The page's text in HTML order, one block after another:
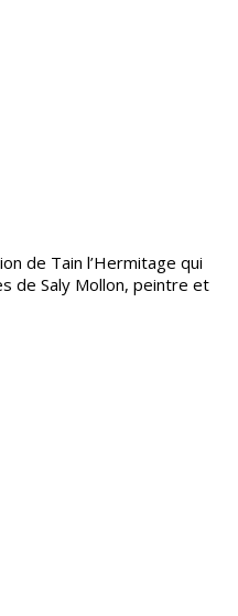
de Tain l’Hermitage qui
de Saly Mollon, peintre et